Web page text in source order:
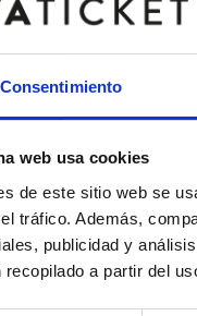
Consentimiento
web usa cookies
de este sitio web se
tráfico. Además,
publicidad y
recopilado a partir del